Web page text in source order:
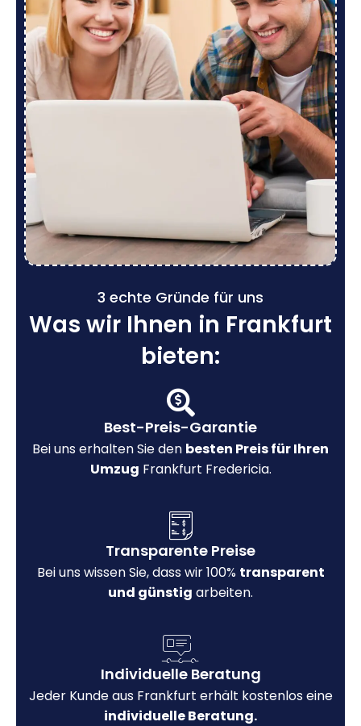
3 echte Gründe für uns
Was wir Ihnen in Frankfurt
bieten:
Best-Preis-Garantie
Bei uns erhalten Sie den besten Preis für Ihren
Umzug Frankfurt Fredericia.
Transparente Preise
Bei uns wissen Sie, dass wir 100% transparent
und günstig arbeiten.
Individuelle Beratung
Jeder Kunde aus Frankfurt erhält kostenlos eine
individuelle Beratung.